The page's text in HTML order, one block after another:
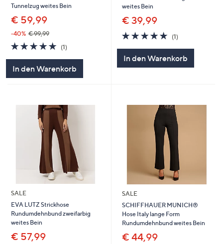
Tunnelzug weites Bein
€ 59,99
-40% € 99,99
5.0
von
(1)1
In den Warenkorb
weites Bein
€ 39,99
5.0
von
(1)1
In den Warenkorb
SALE
EVA LUTZ Strickhose
Rundumdehnbund zweifarbig
weites Bein
€ 57,99
SALE
SCHIFFHAUER MUNICH®
Hose Italy lange Form
Rundumdehnbund weites Bein
€ 44,99